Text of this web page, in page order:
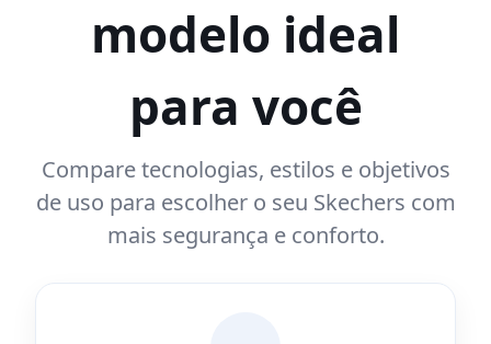
modelo ideal
para você
Compare tecnologias, estilos e objetivos
de uso para escolher o seu Skechers com
mais segurança e conforto.